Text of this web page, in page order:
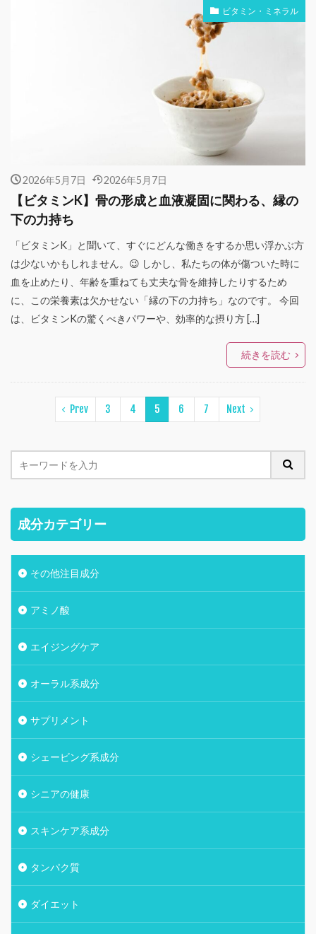
ビタミン・ミネラル
2026年5月7日 2026年5月7日
【ビタミンK】骨の形成と血液凝固に関わる、縁の
下の力持ち
「ビタミンK」と聞いて、すぐにどんな働きをするか思い浮かぶ方
は少ないかもしれません。😉 しかし、私たちの体が傷ついた時に
血を止めたり、年齢を重ねても丈夫な骨を維持したりするため
に、この栄養素は欠かせない「縁の下の力持ち」なのです。 今回
は、ビタミンKの驚くべきパワーや、効率的な摂り方 […]
続きを読む
Prev 3 4 5 6 7 Next
成分カテゴリー
その他注目成分
アミノ酸
エイジングケア
オーラル系成分
サプリメント
シェービング系成分
シニアの健康
スキンケア系成分
タンパク質
ダイエット